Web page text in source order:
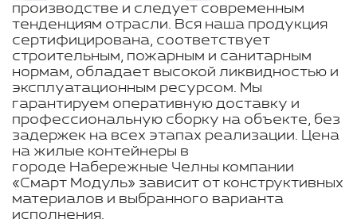
производстве и следует современным
тенденциям отрасли. Вся наша продукция
сертифицирована, соответствует
строительным, пожарным и санитарным
нормам, обладает высокой ликвидностью и
эксплуатационным ресурсом. Мы
гарантируем оперативную доставку и
профессиональную сборку на объекте, без
задержек на всех этапах реализации. Цена
на жилые контейнеры в
городе Набережные Челны компании
«Смарт Модуль» зависит от конструктивных
материалов и выбранного варианта
исполнения.